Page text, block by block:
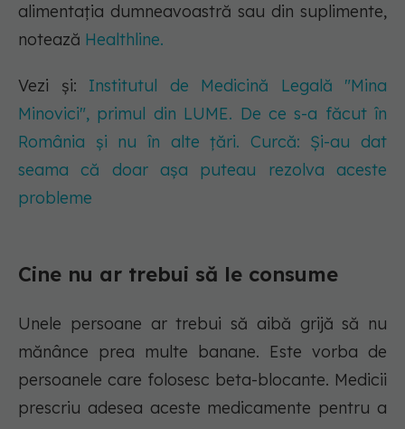
alimentația dumneavoastră sau din suplimente,
notează Healthline.
Vezi și: Institutul de Medicină Legală "Mina
Minovici", primul din LUME. De ce s-a făcut în
România și nu în alte țări. Curcă: Și-au dat
seama că doar așa puteau rezolva aceste
probleme
Cine nu ar trebui să le consume
Unele persoane ar trebui să aibă grijă să nu
mănânce prea multe banane. Este vorba de
persoanele care folosesc beta-blocante. Medicii
prescriu adesea aceste medicamente pentru a